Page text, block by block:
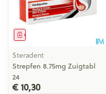
Geneesmiddel
Steradent
Strepfen 8.75mg Zuigtabl
24
€ 10,30